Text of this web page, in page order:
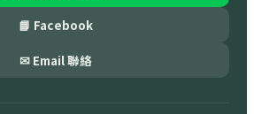
📘 Facebook
✉ Email 聯絡